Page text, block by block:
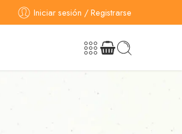
Iniciar sesión / Registrarse